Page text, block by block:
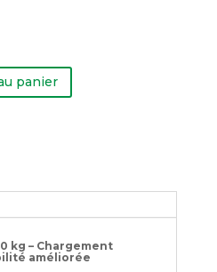
panier
kg – Chargement
améliorée